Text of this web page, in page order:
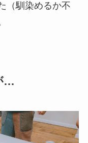
（馴染めるか不
…